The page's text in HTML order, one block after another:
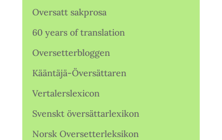
Oversatt sakprosa
60 years of translation
Oversetterbloggen
Kääntäjä-Översättaren
Vertalerslexicon
Svenskt översättarlexikon
Norsk Oversetterleksikon